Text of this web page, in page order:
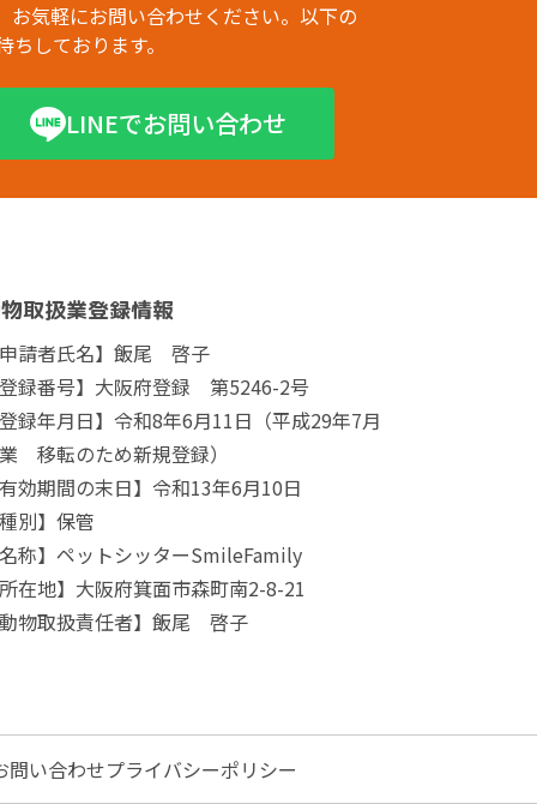
気軽にお問い合わせください。以下の
しております。
LINEでお問い合わせ
取扱業登録情報
請者氏名】飯尾 啓子
録番号】大阪府登録 第5246-2号
録年月日】令和8年6月11日（平成29年7月
移転のため新規登録）
効期間の末日】令和13年6月10日
別】保管
称】ペットシッターSmileFamily
在地】大阪府箕面市森町南2-8-21
物取扱責任者】飯尾 啓子
問い合わせプライバシーポリシー